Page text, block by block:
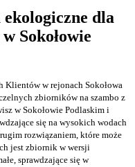
ekologiczne dla
Sokołowie
Klientów w rejonach Sokołowa
zbiorników na szambo z
w Sokołowie Podlaskim i
się na wysokich wodach
rozwiązaniem, które może
jest zbiornik w wersji
sprawdzające się w